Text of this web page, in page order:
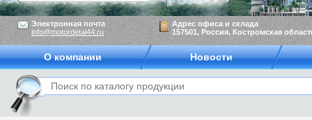
Электронная почта
info@motordetal44.ru
Адрес офиса и склада
157501, Россия, Костромская
О компании Новости